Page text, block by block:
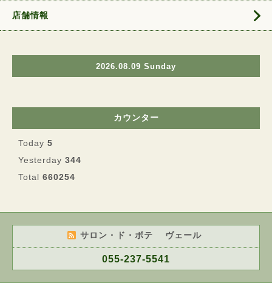
店舗情報
2026.08.09 Sunday
カウンター
Today 5
Yesterday 344
Total 660254
サロン・ド・ボテ ヴェール
055-237-5541